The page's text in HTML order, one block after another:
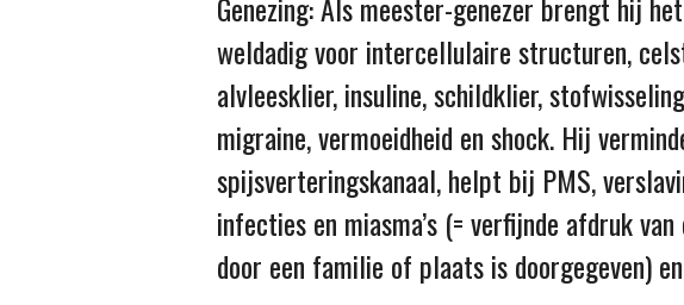
weldadig voor intercellulaire structuren,
alvleesklier, insuline, schildklier,
migraine, vermoeidheid en shock. Hij
spijsverteringskanaal, helpt bij PMS,
infecties en miasma’s (= verfijnde afdruk
door een familie of plaats is doorgegeven)